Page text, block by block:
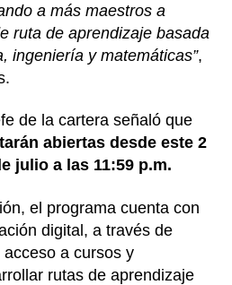
a más maestros a
ruta de aprendizaje basada
ingeniería y matemáticas”,
de la cartera señaló que
abiertas desde este 2
julio a las 11:59 p.m.
el programa cuenta con
digital, a través de
a cursos y
rutas de aprendizaje